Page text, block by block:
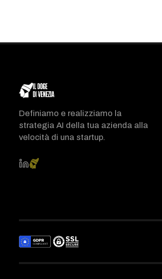
Definiamo e realizziamo la
strategia AI della tua azienda alla
velocità di una startup.